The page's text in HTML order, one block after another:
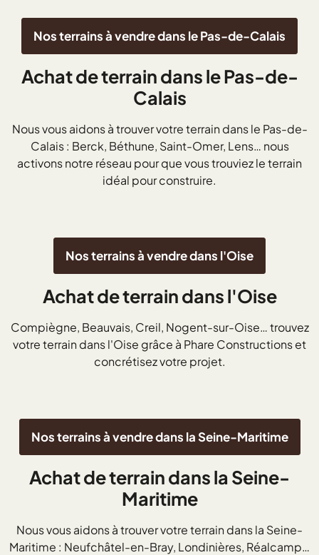
Achat de terrain dans le Pas-de-
Calais
Nous vous aidons à trouver votre terrain dans le Pas-de-
Calais : Berck, Béthune, Saint-Omer, Lens… nous
activons notre réseau pour que vous trouviez le terrain
idéal pour construire.
Nos terrains à vendre dans le Pas-de-Calais
Achat de terrain dans l'Oise
Compiègne, Beauvais, Creil, Nogent-sur-Oise… trouvez
votre terrain dans l'Oise grâce à Phare Constructions et
concrétisez votre projet.
Nos terrains à vendre dans l'Oise
Achat de terrain dans la Seine-
Maritime
Nous vous aidons à trouver votre terrain dans la Seine-
Maritime : Neufchâtel-en-Bray, Londinières, Réalcamp…
Nos terrains à vendre dans la Seine-Maritime